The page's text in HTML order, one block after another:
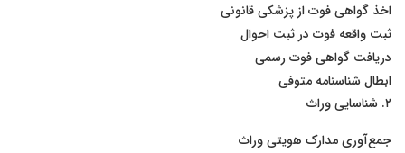
اخذ گواهی فوت از پزشکی قانونی
ثبت واقعه فوت در ثبت احوال
دریافت گواهی فوت رسمی
ابطال شناسنامه متوفی
۲. شناسایی وراث
جمع‌آوری مدارک هویتی وراث